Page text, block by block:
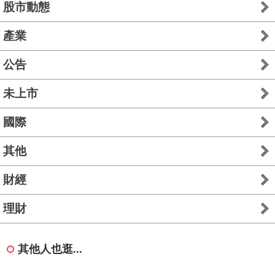
股市動態
產業
公告
未上市
國際
其他
財經
理財
其他人也逛...